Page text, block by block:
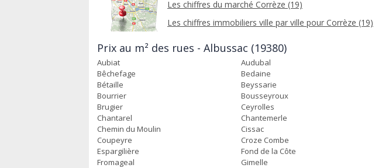
Les chiffres du marché Corrèze (19)
Les chiffres immobiliers ville par ville pour Corrèze (19)
Prix au m² des rues - Albussac (19380)
Aubiat Audubal
Bêchefage
Bedaine
Bétaille
Beyssarie
Bourrier
Bousseyroux
Brugier
Ceyrolles
Chantarel
Chantemerle
Chemin du Moulin
Cissac
Coupeyre
Croze Combe
Espargilière
Fond de la Côte
Fromageal
Gimelle